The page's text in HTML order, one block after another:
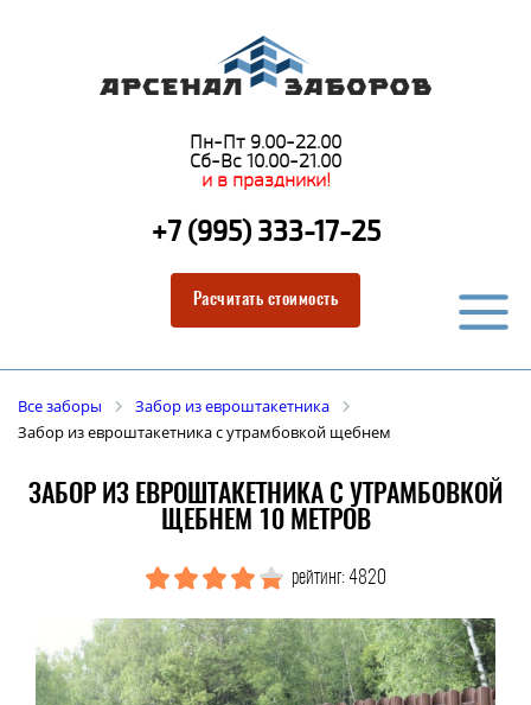
Пн-Пт 9.00-22.00
Сб-Вс 10.00-21.00
и в праздники!
+7 (995) 333-17-25
Расчитать стоимость
Все заборы
Забор из евроштакетника
Забор из евроштакетника с утрамбовкой щебнем
ЗАБОР ИЗ ЕВРОШТАКЕТНИКА С УТРАМБОВКОЙ
ЩЕБНЕМ 10 МЕТРОВ
рейтинг: 4820